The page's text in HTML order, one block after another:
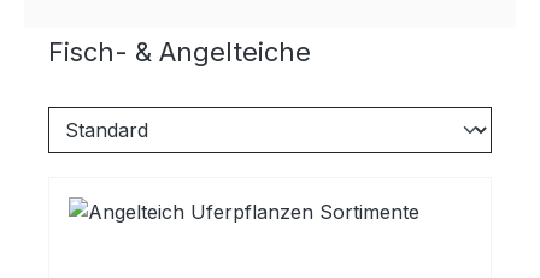
Fisch- & Angelteiche